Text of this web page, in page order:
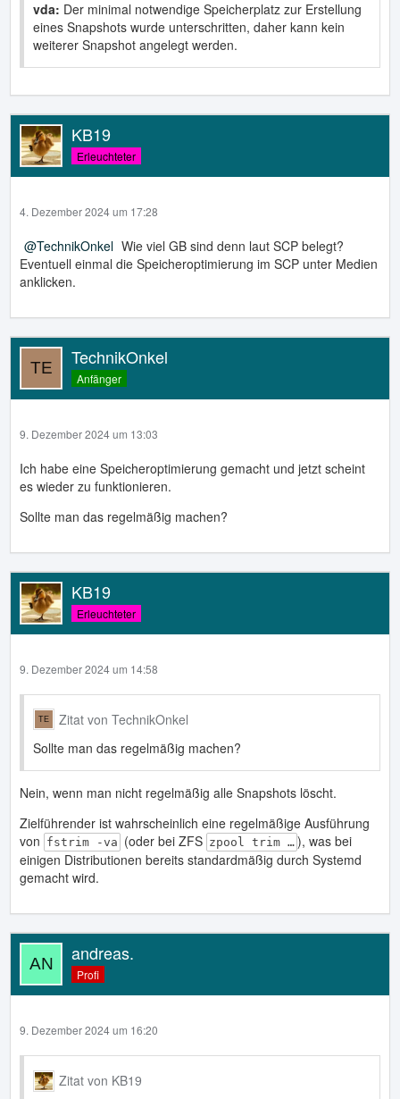
vda: Der minimal notwendige Speicherplatz zur Erstellung
eines Snapshots wurde unterschritten, daher kann kein
weiterer Snapshot angelegt werden.
KB19
Erleuchteter
4. Dezember 2024 um 17:28
TechnikOnkel Wie viel GB sind denn laut SCP belegt?
Eventuell einmal die Speicheroptimierung im SCP unter Medien
anklicken.
TechnikOnkel
Anfänger
9. Dezember 2024 um 13:03
Ich habe eine Speicheroptimierung gemacht und jetzt scheint
es wieder zu funktionieren.
Sollte man das regelmäßig machen?
KB19
Erleuchteter
9. Dezember 2024 um 14:58
Zitat von TechnikOnkel
Sollte man das regelmäßig machen?
Nein, wenn man nicht regelmäßig alle Snapshots löscht.
Zielführender ist wahrscheinlich eine regelmäßige Ausführung
von fstrim -va (oder bei ZFS zpool trim … ), was bei
einigen Distributionen bereits standardmäßig durch Systemd
gemacht wird.
andreas.
Profi
9. Dezember 2024 um 16:20
Zitat von KB19